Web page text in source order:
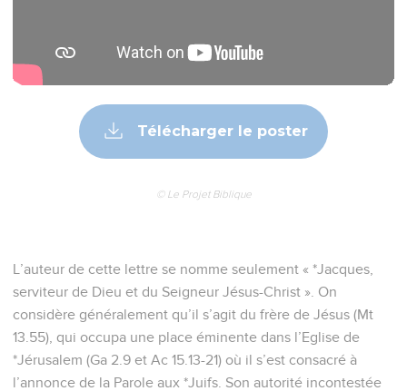
Télécharger le poster
© Le Projet Biblique
L’auteur de cette lettre se nomme seulement « *Jacques,
serviteur de Dieu et du Seigneur Jésus-Christ ». On
considère généralement qu’il s’agit du frère de Jésus (Mt
13.55), qui occupa une place éminente dans l’Eglise de
*Jérusalem (Ga 2.9 et Ac 15.13-21) où il s’est consacré à
l’annonce de la Parole aux *Juifs. Son autorité incontestée